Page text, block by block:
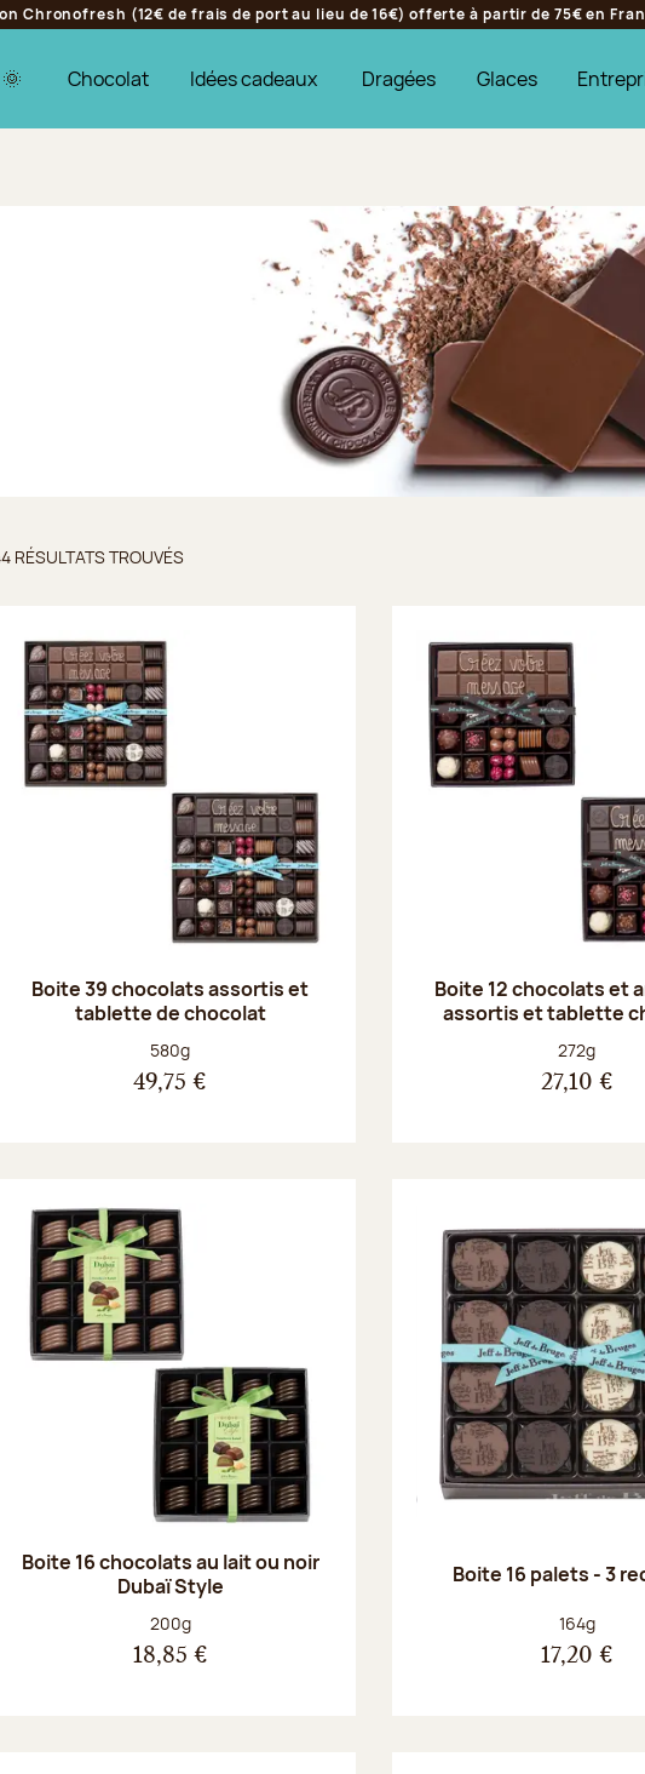
Chronofresh (12€ de frais de port au lieu de 16€) offerte à partir de 75€ en
Chocolat Idées cadeaux Dragées Glaces
trouvés
RÉSULTATS TROUVÉS
Boite 39 chocolats assortis et
tablette de chocolat
Poids net :
580g
49,75 €
Boite 12 chocolats et
assortis et tablette
Poids net :
272g
27,10 €
Boite 16 chocolats au lait ou noir
Dubaï Style
Poids net :
200g
18,85 €
Boite 16 palets - 3
Poids net :
164g
17,20 €